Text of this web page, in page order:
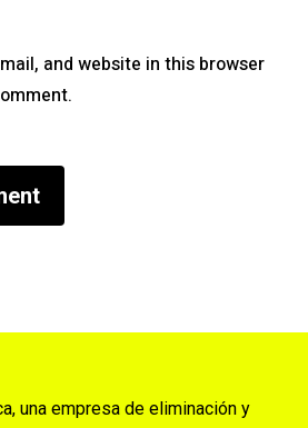
and website in this browser
una empresa de eliminación y